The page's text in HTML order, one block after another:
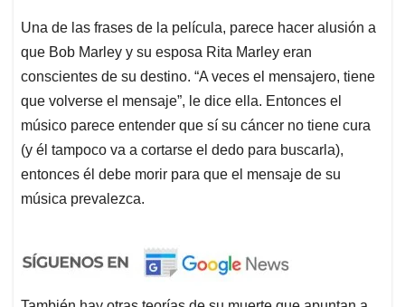
Una de las frases de la película, parece hacer alusión a
que Bob Marley y su esposa Rita Marley eran
conscientes de su destino. “A veces el mensajero, tiene
que volverse el mensaje”, le dice ella. Entonces el
músico parece entender que sí su cáncer no tiene cura
(y él tampoco va a cortarse el dedo para buscarla),
entonces él debe morir para que el mensaje de su
música prevalezca.